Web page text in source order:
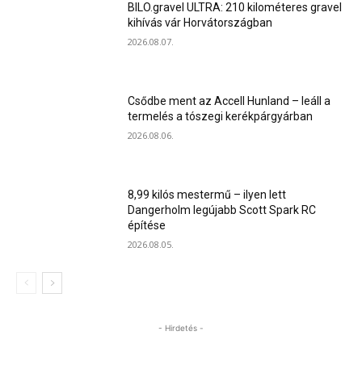
BILO.gravel ULTRA: 210 kilométeres gravel
kihívás vár Horvátországban
2026.08.07.
Csődbe ment az Accell Hunland – leáll a
termelés a tószegi kerékpárgyárban
2026.08.06.
8,99 kilós mestermű – ilyen lett
Dangerholm legújabb Scott Spark RC
építése
2026.08.05.
- Hirdetés -